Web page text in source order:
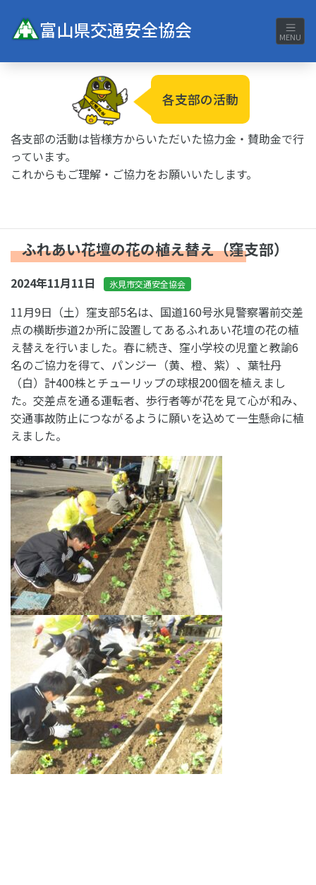
富山県交通安全協会 MENU
各支部の活動
各支部の活動は皆様方からいただいた協力金・賛助金で行
っています。
これからもご理解・ご協力をお願いいたします。
ふれあい花壇の花の植え替え（窪支部）
2024年11月11日 氷見市交通安全協会
11月9日（土）窪支部5名は、国道160号氷見警察署前交差
点の横断歩道2か所に設置してあるふれあい花壇の花の植
え替えを行いました。春に続き、窪小学校の児童と教諭6
名のご協力を得て、パンジー（黄、橙、紫）、葉牡丹
（白）計400株とチューリップの球根200個を植えまし
た。交差点を通る運転者、歩行者等が花を見て心が和み、
交通事故防止につながるように願いを込めて一生懸命に植
えました。